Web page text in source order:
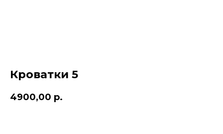
Кроватки 5
4900,00 р.